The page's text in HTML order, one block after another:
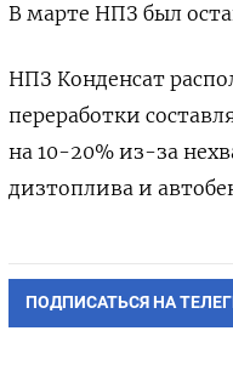
В марте НПЗ был
НПЗ Конденсат
переработки
на 10-20% из-за
дизтоплива и
ПОДПИСАТЬСЯ НА